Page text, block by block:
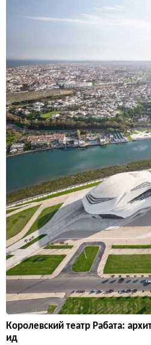
Королевский театр Рабата:
ид